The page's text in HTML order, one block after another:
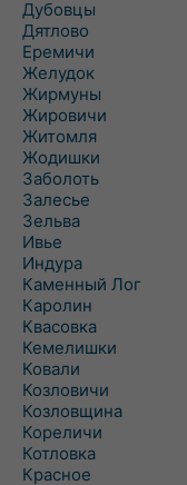
Дубовцы
Дятлово
Еремичи
Желудок
Жирмуны
Жировичи
Житомля
Жодишки
Заболоть
Залесье
Зельва
Ивье
Индура
Каменный Лог
Каролин
Квасовка
Кемелишки
Ковали
Козловичи
Козловщина
Кореличи
Котловка
Красное